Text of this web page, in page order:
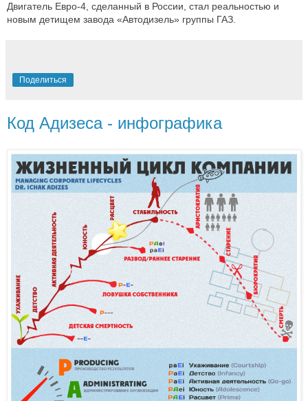
Двигатель Евро-4, сделанный в России, стал реальностью и
новым детищем завода «Автодизель» группы ГАЗ.
Поделиться
Код Адизеса - инфографика